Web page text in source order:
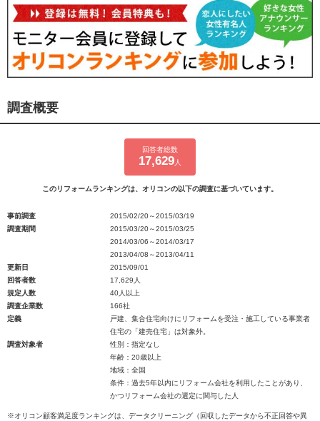
調査概要
回答者総数
17,629 人
このリフォームランキングは、オリコンの以下の調査に基づいています。
事前調査
2015/02/20～2015/03/19
調査期間
2015/03/20～2015/03/25
2014/03/06～2014/03/17
2013/04/08～2013/04/11
更新日
2015/09/01
回答者数
17,629人
規定人数
40人以上
調査企業数
166社
定義
戸建、集合住宅向けにリフォームを受注・施工している事業者
住宅の「建売住宅」は対象外。
調査対象者
性別：指定なし
年齢：20歳以上
地域：全国
条件：過去5年以内にリフォーム会社を利用したことがあり、
かつリフォーム会社の選定に関与した人
※オリコン顧客満足度ランキングは、データクリーニング（回収したデータから不正回答や異